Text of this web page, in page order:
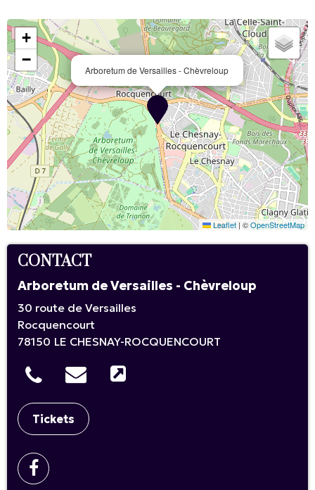
Arboretum de Versailles - Chèvreloup
+
−
Leaflet | ©OpenStreetMap
CONTACT
Arboretum de Versailles - Chèvreloup
30 route de Versailles
Rocquencourt
78150 LE CHESNAY-ROCQUENCOURT
Tickets